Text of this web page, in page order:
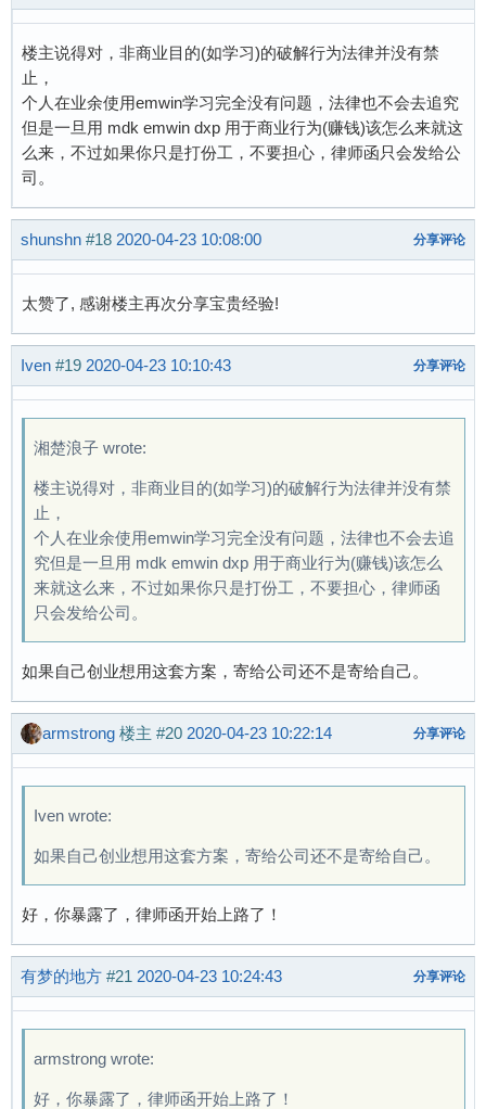
楼主说得对，非商业目的(如学习)的破解行为法律并没有禁
止，
个人在业余使用emwin学习完全没有问题，法律也不会去追究
但是一旦用 mdk emwin dxp 用于商业行为(赚钱)该怎么来就这
么来，不过如果你只是打份工，不要担心，律师函只会发给公
司。
shunshn #18 2020-04-23 10:08:00 分享评论
太赞了, 感谢楼主再次分享宝贵经验!
Iven #19 2020-04-23 10:10:43 分享评论
湘楚浪子 wrote:
楼主说得对，非商业目的(如学习)的破解行为法律并没有禁
止，
个人在业余使用emwin学习完全没有问题，法律也不会去追
究但是一旦用 mdk emwin dxp 用于商业行为(赚钱)该怎么
来就这么来，不过如果你只是打份工，不要担心，律师函
只会发给公司。
如果自己创业想用这套方案，寄给公司还不是寄给自己。
armstrong 楼主 #20 2020-04-23 10:22:14 分享评论
Iven wrote:
如果自己创业想用这套方案，寄给公司还不是寄给自己。
好，你暴露了，律师函开始上路了！
有梦的地方 #21 2020-04-23 10:24:43 分享评论
armstrong wrote:
好，你暴露了，律师函开始上路了！